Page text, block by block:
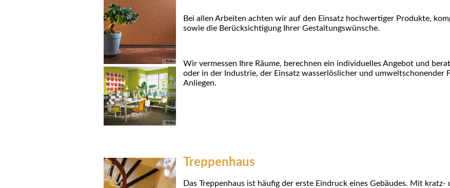
Bei allen Arbeiten achten wir auf den Einsatz hochwertiger Produkte,
sowie die Berücksichtigung Ihrer Gestaltungswünsche.
Wir vermessen Ihre Räume, berechnen ein individuelles Angebot und
oder in der Industrie, der Einsatz wasserlöslicher und umweltschonender
Anliegen.
Treppenhaus
Das Treppenhaus ist häufig der erste Eindruck eines Gebäudes. Mit